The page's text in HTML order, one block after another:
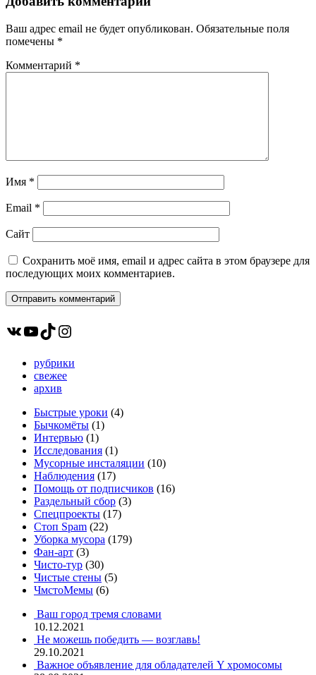
Ваш адрес email не будет опубликован. Обязательные поля
помечены *
Комментарий *
Имя *
Email *
Сайт
Сохранить моё имя, email и адрес сайта в этом браузере для
последующих моих комментариев.
ВКонтакте
YouTube
TikTokInstagram
рубрики
свежее
архив
Быстрые уроки (4)
Бычкомёты (1)
Интервью (1)
Исследования (1)
Мусорные инсталяции (10)
Наблюдения (17)
Помощь от подписчиков (16)
Раздельный сбор (3)
Спецпроекты (17)
Стоп Spam (22)
Уборка мусора (179)
Фан-арт (3)
Чисто-тур (30)
Чистые стены (5)
ЧмстоМемы (6)
Ваш город тремя словами
10.12.2021
Не можешь победить — возглавь!
29.10.2021
Важное объявление для обладателей Y хромосомы